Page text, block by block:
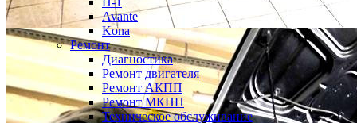
Avante
Kona
Ремонт
Диагностика
Ремонт двигателя
Ремонт АКПП
Ремонт МКПП
Техническое обслуживание